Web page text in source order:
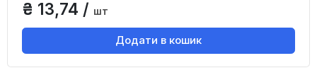
₴ 13,74 / шт
Додати в кошик